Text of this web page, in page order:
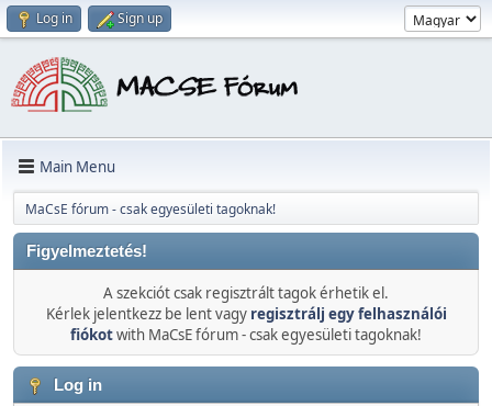
Log in Sign up
Main Menu
MaCsE fórum - csak egyesületi tagoknak!
Figyelmeztetés!
A szekciót csak regisztrált tagok érhetik el.
Kérlek jelentkezz be lent vagy regisztrálj egy felhasználói
fiókotwith MaCsE fórum - csak egyesületi tagoknak!
Log in